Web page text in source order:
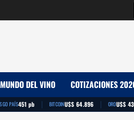
MUNDO DEL VINO COTIZACIONES
PAÍS451 pb | BITCOINU$S 64.896 | OROU$S